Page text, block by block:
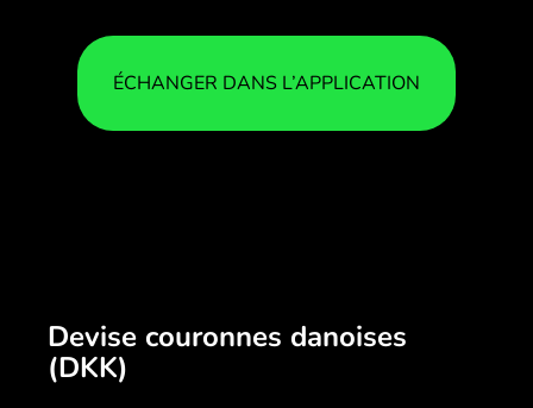
ÉCHANGER DANS L’APPLICATION
Devise couronnes danoises
(DKK)